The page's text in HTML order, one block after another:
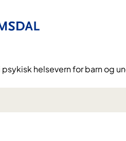
helsevern for barn og